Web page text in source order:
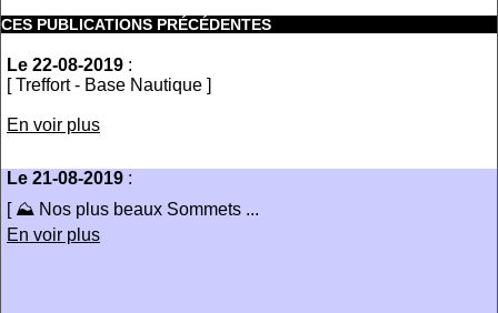
CES PUBLICATIONS PRÉCÉDENTES
Le 22-08-2019 :
[ Treffort - Base Nautique ]
En voir plus
Le 21-08-2019 :
[ ⛰ Nos plus beaux Sommets ...
En voir plus